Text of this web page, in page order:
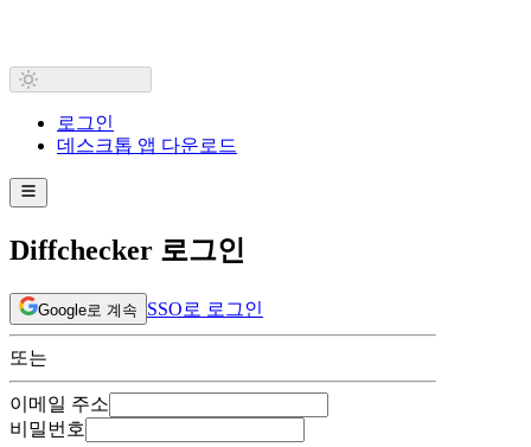
로그인
데스크톱 앱 다운로드
Diffchecker 로그인
Google로 계속 SSO로 로그인
또는
이메일 주소
비밀번호